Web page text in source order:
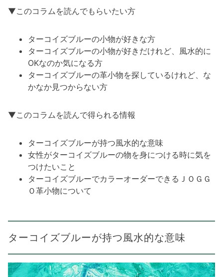
▼このコラムを読んでもらいたい方
ターコイズブルーの小物が好きな方
ターコイズブルーの小物が好きだけれど、風水的に
OKなのか気になる方
ターコイズブルーの革小物を探しているけれど、な
かなか見つからない方
▼このコラムを読んで得られる情報
ターコイズブルーが持つ風水的な意味
女性がターコイズブルーの物を身につける時に気を
つけたいこと
ターコイズブルーでカラーオーダーできるＪＯＧＧ
Ｏ革小物について
ターコイズブルーが持つ風水的な意味